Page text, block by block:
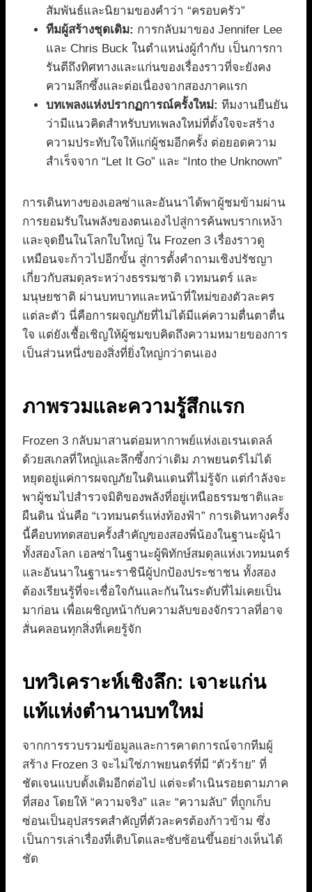
สัมพันธ์และนิยามของคำว่า “ครอบครัว”
ทีมผู้สร้างชุดเดิม: การกลับมาของ Jennifer Lee
และ Chris Buck ในตำแหน่งผู้กำกับ เป็นการกา
รันตีถึงทิศทางและแก่นของเรื่องราวที่จะยังคง
ความลึกซึ้งและต่อเนื่องจากสองภาคแรก
บทเพลงแห่งปรากฏการณ์ครั้งใหม่: ทีมงานยืนยัน
ว่ามีแนวคิดสำหรับบทเพลงใหม่ที่ตั้งใจจะสร้าง
ความประทับใจให้แก่ผู้ชมอีกครั้ง ต่อยอดความ
สำเร็จจาก “Let It Go” และ “Into the Unknown”
การเดินทางของเอลซ่าและอันนาได้พาผู้ชมข้ามผ่าน
การยอมรับในพลังของตนเองไปสู่การค้นพบรากเหง้า
และจุดยืนในโลกใบใหญ่ ใน Frozen 3 เรื่องราวดู
เหมือนจะก้าวไปอีกขั้น สู่การตั้งคำถามเชิงปรัชญา
เกี่ยวกับสมดุลระหว่างธรรมชาติ เวทมนตร์ และ
มนุษยชาติ ผ่านบทบาทและหน้าที่ใหม่ของตัวละคร
แต่ละตัว นี่คือการผจญภัยที่ไม่ได้มีแค่ความตื่นตาตื่น
ใจ แต่ยังเชื้อเชิญให้ผู้ชมขบคิดถึงความหมายของการ
เป็นส่วนหนึ่งของสิ่งที่ยิ่งใหญ่กว่าตนเอง
ภาพรวมและความรู้สึกแรก
Frozen 3 กลับมาสานต่อมหากาพย์แห่งเอเรนเดลล์
ด้วยสเกลที่ใหญ่และลึกซึ้งกว่าเดิม ภาพยนตร์ไม่ได้
หยุดอยู่แค่การผจญภัยในดินแดนที่ไม่รู้จัก แต่กำลังจะ
พาผู้ชมไปสำรวจมิติของพลังที่อยู่เหนือธรรมชาติและ
ผืนดิน นั่นคือ “เวทมนตร์แห่งท้องฟ้า” การเดินทางครั้ง
นี้คือบททดสอบครั้งสำคัญของสองพี่น้องในฐานะผู้นำ
ทั้งสองโลก เอลซ่าในฐานะผู้พิทักษ์สมดุลแห่งเวทมนตร์
และอันนาในฐานะราชินีผู้ปกป้องประชาชน ทั้งสอง
ต้องเรียนรู้ที่จะเชื่อใจกันและกันในระดับที่ไม่เคยเป็น
มาก่อน เพื่อเผชิญหน้ากับความลับของจักรวาลที่อาจ
สั่นคลอนทุกสิ่งที่เคยรู้จัก
บทวิเคราะห์เชิงลึก: เจาะแก่น
แท้แห่งตำนานบทใหม่
จากการรวบรวมข้อมูลและการคาดการณ์จากทีมผู้
สร้าง Frozen 3 จะไม่ใช่ภาพยนตร์ที่มี “ตัวร้าย” ที่
ชัดเจนแบบดั้งเดิมอีกต่อไป แต่จะดำเนินรอยตามภาค
ที่สอง โดยให้ “ความจริง” และ “ความลับ” ที่ถูกเก็บ
ซ่อนเป็นอุปสรรคสำคัญที่ตัวละครต้องก้าวข้าม ซึ่ง
เป็นการเล่าเรื่องที่เติบโตและซับซ้อนขึ้นอย่างเห็นได้
ชัด